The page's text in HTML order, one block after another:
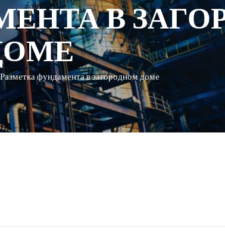
В
Разметка фундамента в загородном доме